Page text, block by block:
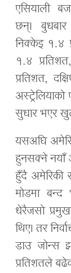
एसियाली
छन्।
निक्केइ १.४
१.४
प्रतिशत,
सुधार भएर
यसअघि
हुनसक्ने नयाँ
हुँदै अमेरिकी
मोडमा बन्द
धेरैजसो
थिए। तर
डाउ जोन्स
प्रतिशतले